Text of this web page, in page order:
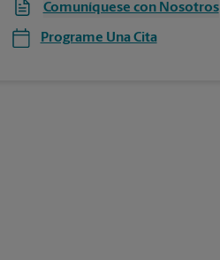
Comuníquese con Nosotros
Programe Una Cita